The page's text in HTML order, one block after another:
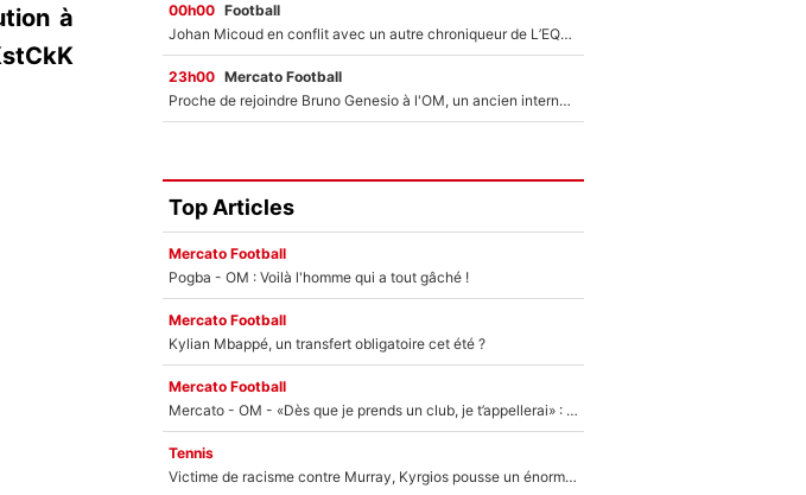
à
00h00 Football
Johan Micoud en conflit avec un autre chroniqueur de L’EQUIPE du Soir : «Pendant un moment, je ne les ai pas remis ensemble dans l'émission»
23h00 Mercato Football
Proche de rejoindre Bruno Genesio à l'OM, un ancien international français va finalement débarquer... sur RMC !
Top Articles
Mercato Football
Pogba - OM : Voilà l'homme qui a tout gâché !
Mercato Football
Kylian Mbappé, un transfert obligatoire cet été ?
Mercato Football
Mercato - OM - «Dès que je prends un club, je t’appellerai» : La promesse de Marcelino au moment de claquer la porte
Tennis
Victime de racisme contre Murray, Kyrgios pousse un énorme coup de gueule !